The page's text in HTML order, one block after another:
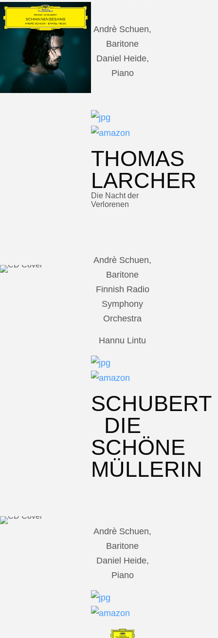
Andrè Schuen,
Baritone
Daniel Heide,
Piano
THOMAS
LARCHER
Die Nacht der
Verlorenen
Andrè Schuen,
Baritone
Finnish Radio
Symphony
Orchestra
Hannu Lintu
SCHUBERT
DIE
SCHÖNE
MÜLLERIN
Andrè Schuen,
Baritone
Daniel Heide,
Piano